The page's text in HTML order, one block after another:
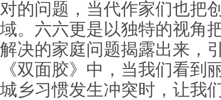
对的问题，当代作家们也把
域。六六更是以独特的视角
解决的家庭问题揭露出来，
《双面胶》中，当我们看到
城乡习惯发生冲突时，让我